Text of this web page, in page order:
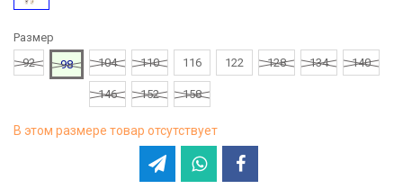
Размер
92
98 104 110 116 122 128 134 140
146 152 158
В этом размере товар отсутствует